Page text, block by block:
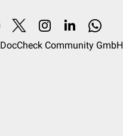
DocCheck Community GmbH